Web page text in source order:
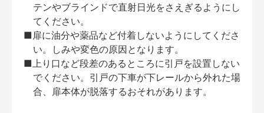
テンやブラインドで直射日光をさえぎるようにし
てください。
■扉に油分や薬品など付着しないようにしてくださ
い。しみや変色の原因となります。
■上り口など段差のあるところに引戸を設置しない
でください。引戸の下車が下レールから外れた場
合、扉本体が脱落するおそれがあります。